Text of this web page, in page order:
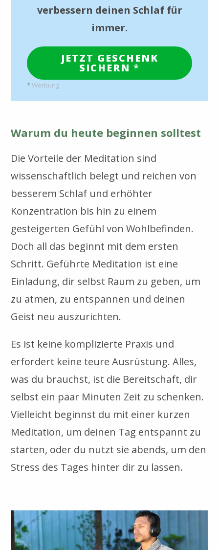
verbessern deinen Schlaf für
immer.
JETZT GESCHENK
SICHERN *
*Werbung
Warum du heute beginnen solltest
Die Vorteile der Meditation sind
wissenschaftlich belegt und reichen von
besserem Schlaf und erhöhter
Konzentration bis hin zu einem
gesteigerten Gefühl von Wohlbefinden.
Doch all das beginnt mit dem ersten
Schritt. Geführte Meditation ist eine
Einladung, dir selbst Raum zu geben, um
zu atmen, zu entspannen und deinen
Geist neu auszurichten.
Es ist keine komplizierte Praxis und
erfordert keine teure Ausrüstung. Alles,
was du brauchst, ist die Bereitschaft, dir
selbst ein paar Minuten Zeit zu schenken.
Vielleicht beginnst du mit einer kurzen
Meditation, um deinen Tag entspannt zu
starten, oder du nutzt sie abends, um den
Stress des Tages hinter dir zu lassen.